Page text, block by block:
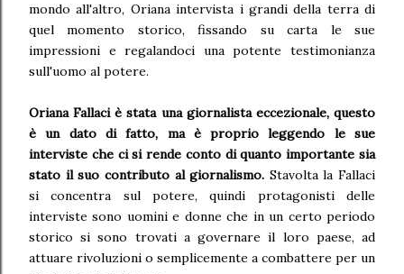
mondo all'altro, Oriana intervista i grandi della terra di
quel momento storico, fissando su carta le sue
impressioni e regalandoci una potente testimonianza
sull'uomo al potere.
Oriana Fallaci è stata una giornalista eccezionale, questo
è un dato di fatto, ma è proprio leggendo le sue
interviste che ci si rende conto di quanto importante sia
stato il suo contributo al giornalismo. Stavolta la Fallaci
si concentra sul potere, quindi protagonisti delle
interviste sono uomini e donne che in un certo periodo
storico si sono trovati a governare il loro paese, ad
attuare rivoluzioni o semplicemente a combattere per un